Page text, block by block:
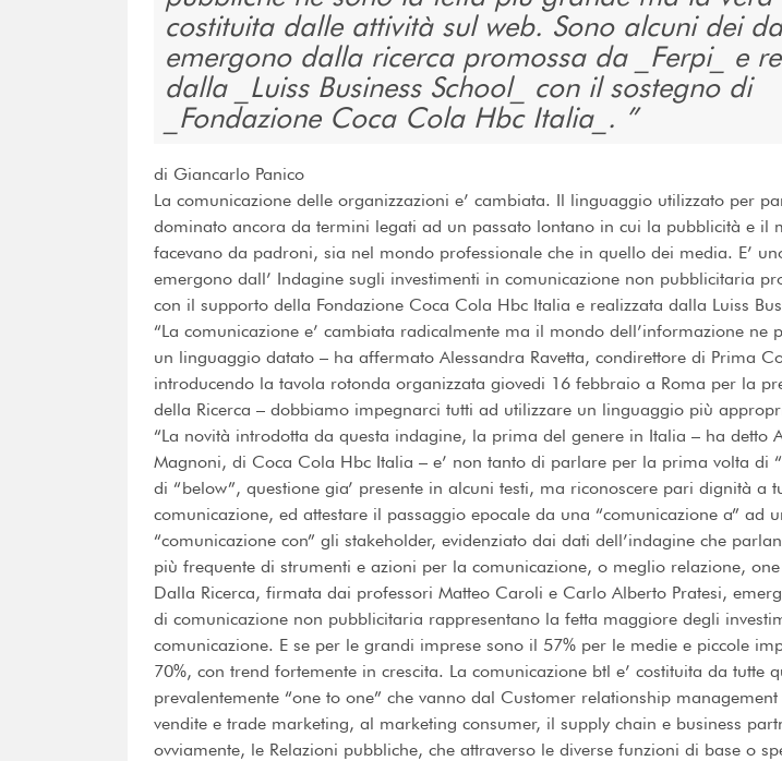
costituita dalle attività sul web. Sono alcuni dei
emergono dalla ricerca promossa da _Ferpi_ e
dalla _Luiss Business School_ con il sostegno di
_Fondazione Coca Cola Hbc Italia_.
di Giancarlo Panico
La comunicazione delle organizzazioni e’ cambiata. Il linguaggio utilizzato per
dominato ancora da termini legati ad un passato lontano in cui la pubblicità e il
facevano da padroni, sia nel mondo professionale che in quello dei media. E’
emergono dall’ Indagine sugli investimenti in comunicazione non pubblicitaria
con il supporto della Fondazione Coca Cola Hbc Italia e realizzata dalla Luiss
“La comunicazione e’ cambiata radicalmente ma il mondo dell’informazione ne
un linguaggio datato – ha affermato Alessandra Ravetta, condirettore di Prima
introducendo la tavola rotonda organizzata giovedi 16 febbraio a Roma per la
della Ricerca – dobbiamo impegnarci tutti ad utilizzare un linguaggio più
“La novità introdotta da questa indagine, la prima del genere in Italia – ha detto
Magnoni, di Coca Cola Hbc Italia – e’ non tanto di parlare per la prima volta di
di “below”, questione gia’ presente in alcuni testi, ma riconoscere pari dignità a
comunicazione, ed attestare il passaggio epocale da una “comunicazione a” ad
“comunicazione con” gli stakeholder, evidenziato dai dati dell’indagine che
più frequente di strumenti e azioni per la comunicazione, o meglio relazione,
Dalla Ricerca, firmata dai professori Matteo Caroli e Carlo Alberto Pratesi,
di comunicazione non pubblicitaria rappresentano la fetta maggiore degli
comunicazione. E se per le grandi imprese sono il 57% per le medie e piccole
70%, con trend fortemente in crescita. La comunicazione btl e’ costituita da tutte
prevalentemente “one to one” che vanno dal Customer relationship
vendite e trade marketing, al marketing consumer, il supply chain e business
ovviamente, le Relazioni pubbliche, che attraverso le diverse funzioni di base o